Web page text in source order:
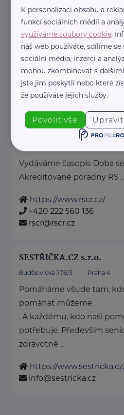
Nábřeží Petra Bezruče 430
+420 725 179 013
tmt.sokolov@spc-
Bronzový partner
RADA SENIORŮ ČR
Poskytujeme bezplatné
právní poradentství pro
Vydáváme časopis Doba
Akreditované poradny RS
https://www.rscr.cz/
+420 222 560 136
rscr@rscr.cz
SESTŘIČKA.CZ s.r.o.
Budějovická 778/3 Praha 4
Pomáháme všude tam,
pomáhat můžeme
. A každému, kdo naši
potřebuje. Především
zdravotně ...
https://
info@sestricka.cz
K personalizaci obsahu a
funkcí sociálních médií a
využíváme soubory cookie.
náš web používáte, sdílíme
sociální média, inzerci a
mohou zkombinovat s
jste jim poskytli nebo které
že používáte jejich služby.
Povolit vše Upravit